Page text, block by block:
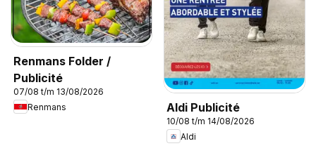
Renmans Folder /
Publicité
07/08 t/m 13/08/2026
Renmans
Aldi Publicité
10/08 t/m 14/08/2026
Aldi